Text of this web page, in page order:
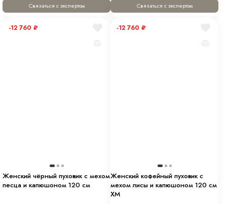
Связаться с экспертом Связаться с экспертом
-12 760 ₽
Женский чёрный пуховик с мехом
песца и капюшоном 120 см
-12 760 ₽
Женский кофейный пуховик с
мехом лисы и капюшоном 120 см
XM